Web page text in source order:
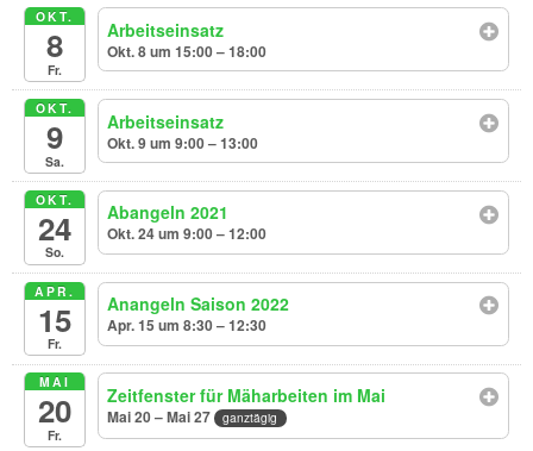
OKT.
8
Fr.
Arbeitseinsatz
Okt. 8 um 15:00 – 18:00
OKT.
9
Sa.
Arbeitseinsatz
Okt. 9 um 9:00 – 13:00
OKT.
24
So.
Abangeln 2021
Okt. 24 um 9:00 – 12:00
APR.
15
Fr.
Anangeln Saison 2022
Apr. 15 um 8:30 – 12:30
MAI
20
Fr.
Zeitfenster für Mäharbeiten im Mai
Mai 20 – Mai 27 ganztägig